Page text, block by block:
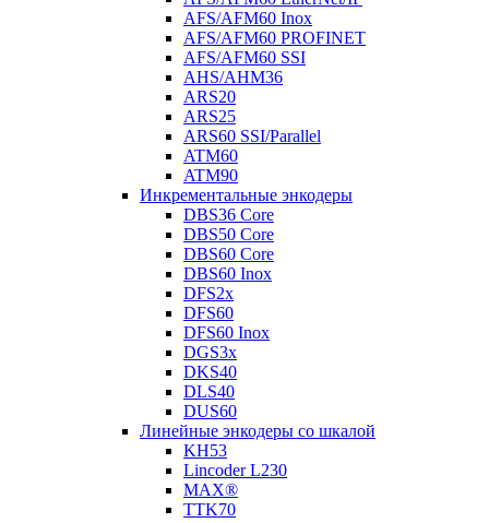
AFS/AFM60 Inox
AFS/AFM60 PROFINET
AFS/AFM60 SSI
AHS/AHM36
ARS20
ARS25
ARS60 SSI/Parallel
ATM60
ATM90
Инкрементальные энкодеры
DBS36 Core
DBS50 Core
DBS60 Core
DBS60 Inox
DFS2x
DFS60
DFS60 Inox
DGS3x
DKS40
DLS40
DUS60
Линейные энкодеры со шкалой
KH53
Lincoder L230
MAX®
TTK70